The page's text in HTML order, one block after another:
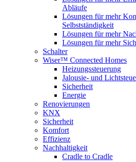
Abläufe
Lösungen für mehr
Selbstständigkeit
Lösungen für mehr
Lösungen für mehr
Schalter
Wiser™ Connected Homes
Heizungssteuerung
Jalousie- und
Sicherheit
Energie
Renovierungen
KNX
Sicherheit
Komfort
Effizienz
Nachhaltigkeit
Cradle to Cradle